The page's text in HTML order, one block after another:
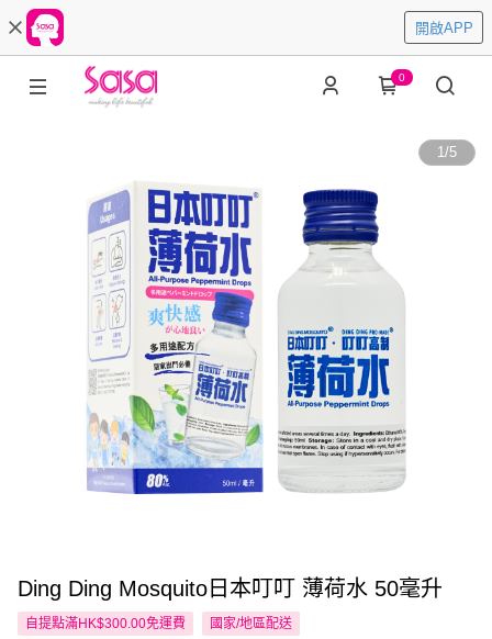
開啟APP
0
1/5
Ding Ding Mosquito日本叮叮 薄荷水 50毫升
自提點滿HK$300.00免運費 國家/地區配送